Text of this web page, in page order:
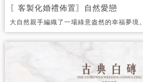
〖客製化婚禮佈置〗自然愛戀
大自然親手編織了一場綠意盎然的幸福夢境。